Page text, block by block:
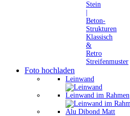
Stein
Beton-
Strukturen
Klassisch
&
Retro
Streifenmuster
Foto hochladen
Leinwand
Leinwand im Rahmen
Alu Dibond Matt